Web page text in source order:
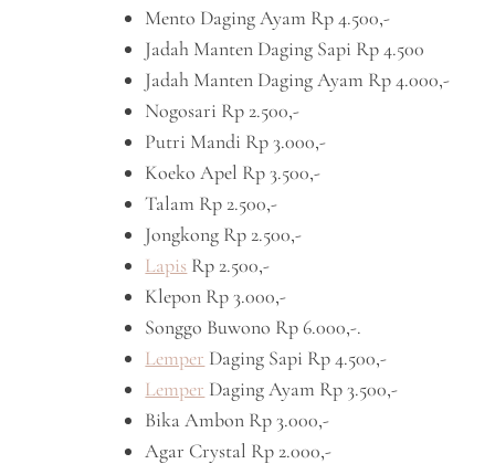
Mento Daging Ayam Rp 4.500,-
Jadah Manten Daging Sapi Rp 4.500
Jadah Manten Daging Ayam Rp 4.000,-
Nogosari Rp 2.500,-
Putri Mandi Rp 3.000,-
Koeko Apel Rp 3.500,-
Talam Rp 2.500,-
Jongkong Rp 2.500,-
Lapis Rp 2.500,-
Klepon Rp 3.000,-
Songgo Buwono Rp 6.000,-.
Lemper Daging Sapi Rp 4.500,-
Lemper Daging Ayam Rp 3.500,-
Bika Ambon Rp 3.000,-
Agar Crystal Rp 2.000,-